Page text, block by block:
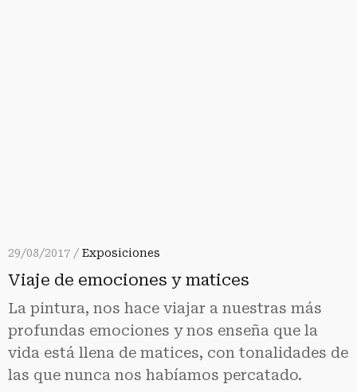
29/08/2017 / Exposiciones
Viaje de emociones y matices
⁠⁠⁠La pintura, nos hace viajar a nuestras más
profundas emociones y nos enseña que la
vida está llena de matices, con tonalidades de
las que nunca nos habíamos percatado.